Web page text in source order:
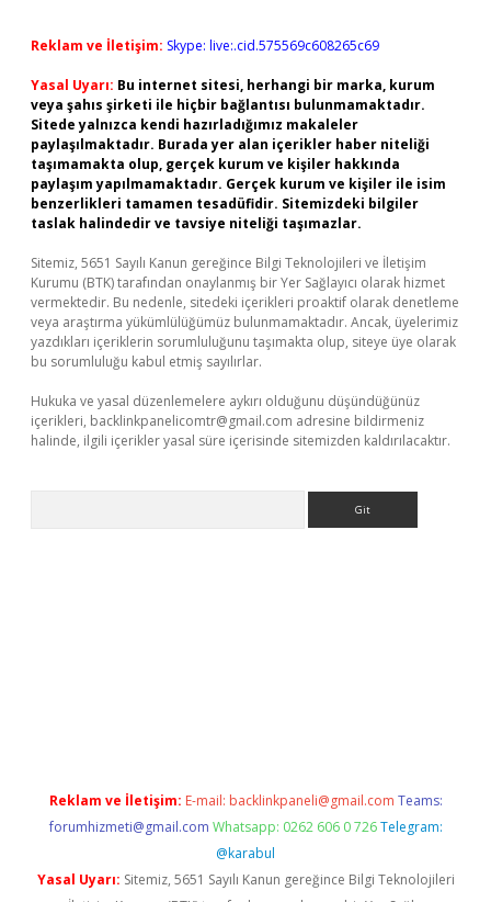
Reklam ve İletişim: Skype: live:.cid.575569c608265c69
Yasal Uyarı: Bu internet sitesi, herhangi bir marka, kurum
veya şahıs şirketi ile hiçbir bağlantısı bulunmamaktadır.
Sitede yalnızca kendi hazırladığımız makaleler
paylaşılmaktadır. Burada yer alan içerikler haber niteliği
taşımamakta olup, gerçek kurum ve kişiler hakkında
paylaşım yapılmamaktadır. Gerçek kurum ve kişiler ile isim
benzerlikleri tamamen tesadüfidir. Sitemizdeki bilgiler
taslak halindedir ve tavsiye niteliği taşımazlar.
Sitemiz, 5651 Sayılı Kanun gereğince Bilgi Teknolojileri ve İletişim
Kurumu (BTK) tarafından onaylanmış bir Yer Sağlayıcı olarak hizmet
vermektedir. Bu nedenle, sitedeki içerikleri proaktif olarak denetleme
veya araştırma yükümlülüğümüz bulunmamaktadır. Ancak, üyelerimiz
yazdıkları içeriklerin sorumluluğunu taşımakta olup, siteye üye olarak
bu sorumluluğu kabul etmiş sayılırlar.
Hukuka ve yasal düzenlemelere aykırı olduğunu düşündüğünüz
içerikleri, backlinkpanelicomtr@gmail.com adresine bildirmeniz
halinde, ilgili içerikler yasal süre içerisinde sitemizden kaldırılacaktır.
Reklam ve İletişim: E-mail: backlinkpaneli@gmail.com Teams:
forumhizmeti@gmail.com Whatsapp: 0262 606 0 726 Telegram:
@karabul
Yasal Uyarı: Sitemiz, 5651 Sayılı Kanun gereğince Bilgi Teknolojileri